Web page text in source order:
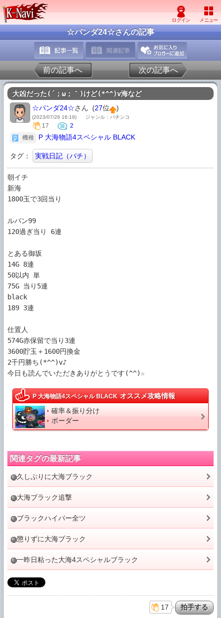
☆パンダ24☆さんの記事
前の記事へ 次の記事へ
大凶だった(´；ω；｀)けど(*^^)v海など
☆パンダ24☆さん (27位 )
(2023/07/26 16:19) ジャンル：パチンコ
17
2
機種
P 大海物語4スペシャル BLACK
タグ： 実戦日記（パチ）
朝イチ
新海
1800玉で3回当り
ルパン99
120過ぎ当り 6連
とある御坂
14G 8連
50以内 単
75G 当り5連
black
189 3連
仕置人
574G赤保留で当り3連
3600貯玉＋1600円換金
2千円勝ち(*^^)v♪
今日も読んでいただきありがとうです(^^)☆
P 大海物語4スペシャル BLACK オススメ攻略情報
確率＆振り分け
ボーダー
関連タグの最新記事
久しぶりに大海ブラック
大海ブラック追撃
ブラックハイパー全ツ
懲りずに大海ブラック
一昨日粘った大海4スペシャルブラック
17